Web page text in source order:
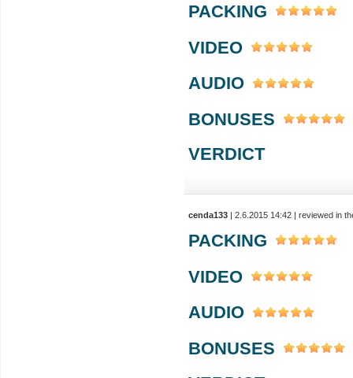
PACKING
VIDEO
AUDIO
BONUSES
VERDICT
cenda133 | 2.6.2015 14:42 | reviewed in
PACKING
VIDEO
AUDIO
BONUSES